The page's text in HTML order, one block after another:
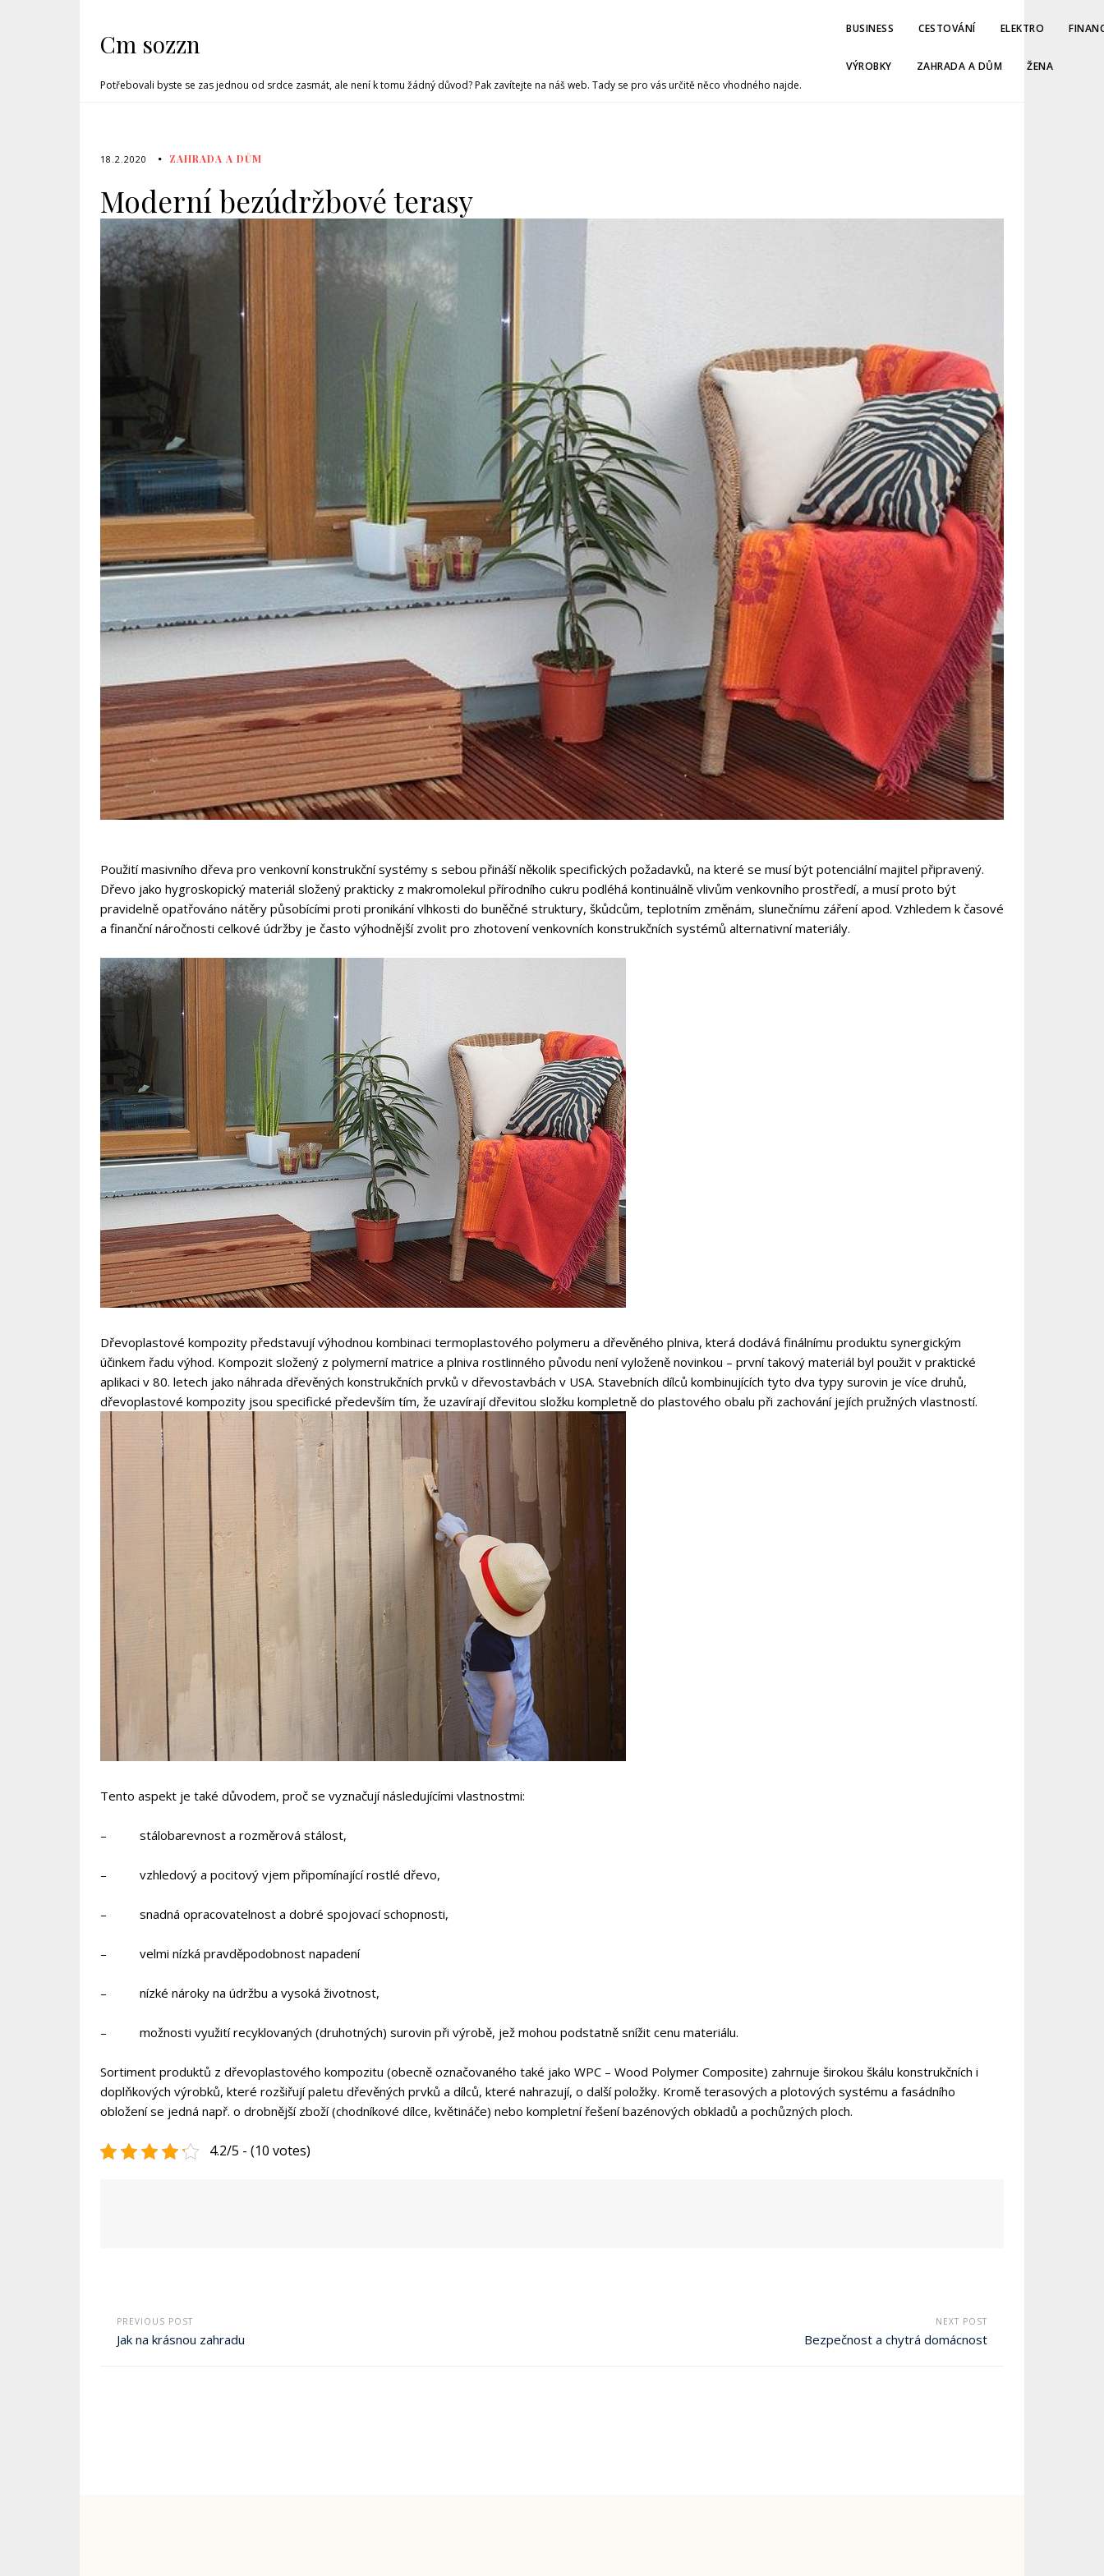
Cm sozzn
Potřebovali byste se zas jednou od srdce zasmát, ale není k tomu žádný důvod? Pak zavítejte na náš web. Tady se pro vás určitě něco vhodného najde.
BUSINESS CESTOVÁNÍ ELEKTRO
VÝROBKY ZAHRADA A DŮM ŽENA
18.2.2020 ZAHRADA A DŮM
Moderní bezúdržbové terasy
Použití masivního dřeva pro venkovní konstrukční systémy s sebou přináší několik specifických požadavků, na které se musí být potenciální majitel připravený.
Dřevo jako hygroskopický materiál složený prakticky z makromolekul přírodního cukru podléhá kontinuálně vlivům venkovního prostředí, a musí proto být
pravidelně opatřováno nátěry působícími proti pronikání vlhkosti do buněčné struktury, škůdcům, teplotním změnám, slunečnímu záření apod. Vzhledem k časové
a finanční náročnosti celkové údržby je často výhodnější zvolit pro zhotovení venkovních konstrukčních systémů alternativní materiály.
Dřevoplastové kompozity představují výhodnou kombinaci termoplastového polymeru a dřevěného plniva, která dodává finálnímu produktu synergickým
účinkem řadu výhod. Kompozit složený z polymerní matrice a plniva rostlinného původu není vyloženě novinkou – první takový materiál byl použit v praktické
aplikaci v 80. letech jako náhrada dřevěných konstrukčních prvků v dřevostavbách v USA. Stavebních dílců kombinujících tyto dva typy surovin je více druhů,
dřevoplastové kompozity jsou specifické především tím, že uzavírají dřevitou složku kompletně do plastového obalu při zachování jejích pružných vlastností.
Tento aspekt je také důvodem, proč se vyznačují následujícími vlastnostmi:
– stálobarevnost a rozměrová stálost,
– vzhledový a pocitový vjem připomínající rostlé dřevo,
– snadná opracovatelnost a dobré spojovací schopnosti,
– velmi nízká pravděpodobnost napadení
– nízké nároky na údržbu a vysoká životnost,
– možnosti využití recyklovaných (druhotných) surovin při výrobě, jež mohou podstatně snížit cenu materiálu.
Sortiment produktů z dřevoplastového kompozitu (obecně označovaného také jako WPC – Wood Polymer Composite) zahrnuje širokou škálu konstrukčních i
doplňkových výrobků, které rozšiřují paletu dřevěných prvků a dílců, které nahrazují, o další položky. Kromě terasových a plotových systému a fasádního
obložení se jedná např. o drobnější zboží (chodníkové dílce, květináče) nebo kompletní řešení bazénových obkladů a pochůzných ploch.
4.2/5 - (10 votes)
PREVIOUS POST
Jak na krásnou zahradu
NEXT POST
Bezpečnost a chytrá domácnost